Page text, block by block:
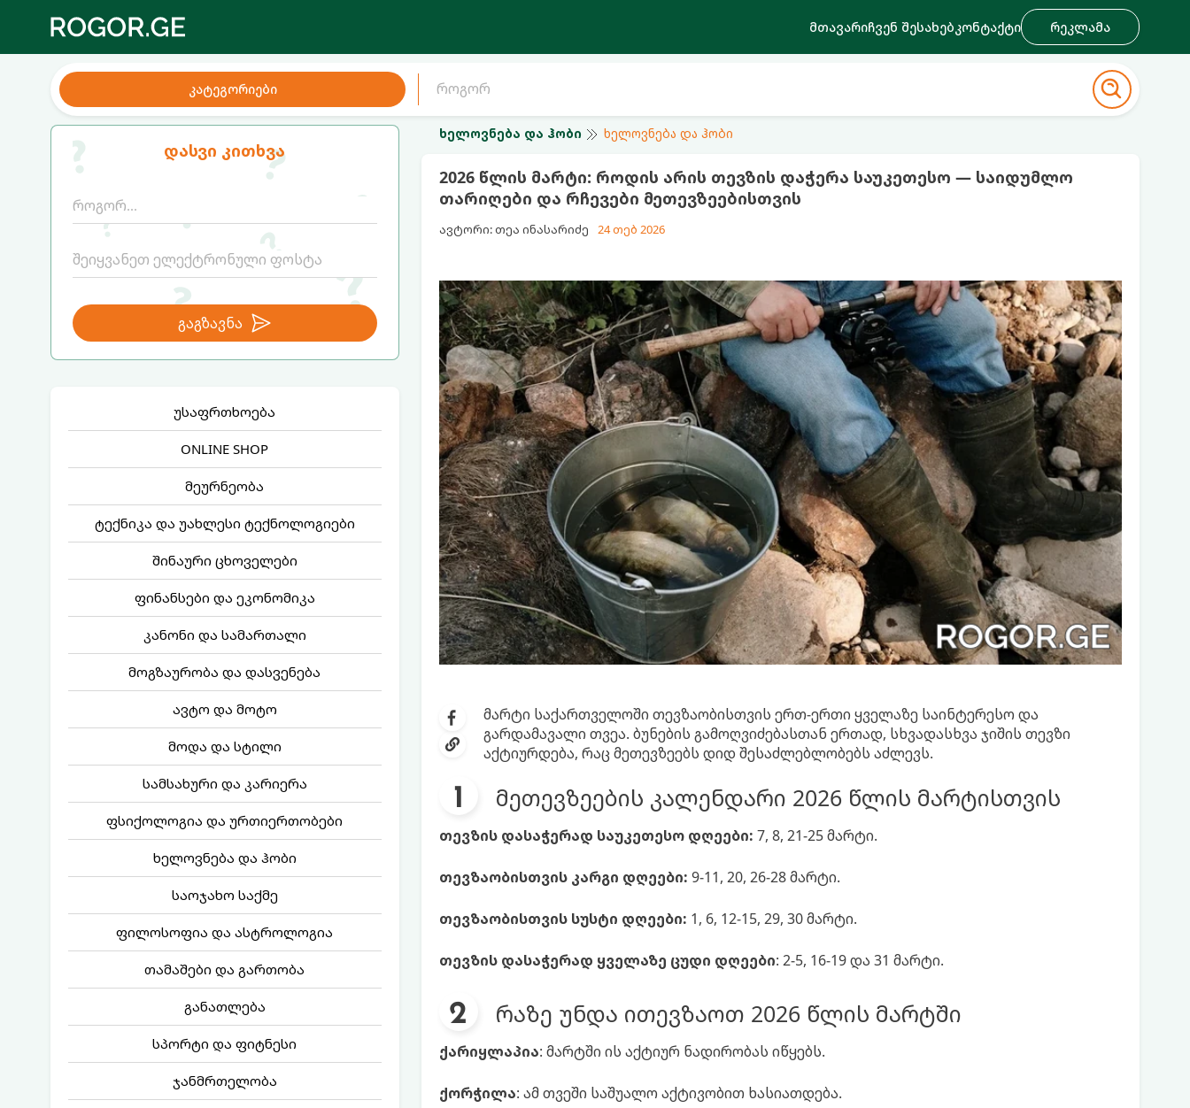
მთავარიჩვენ შესახებკონტაქტი რეკლამა
კატეგორიები
დასვი კითხვა
გაგზავნა
უსაფრთხოება
ONLINE SHOP
მეურნეობა
ტექნიკა და უახლესი ტექნოლოგიები
შინაური ცხოველები
ფინანსები და ეკონომიკა
კანონი და სამართალი
მოგზაურობა და დასვენება
ავტო და მოტო
მოდა და სტილი
სამსახური და კარიერა
ფსიქოლოგია და ურთიერთობები
ხელოვნება და ჰობი
საოჯახო საქმე
ფილოსოფია და ასტროლოგია
თამაშები და გართობა
განათლება
სპორტი და ფიტნესი
ჯანმრთელობა
ხელოვნება და ჰობი ხელოვნება და ჰობი
2026 წლის მარტი: როდის არის თევზის დაჭერა საუკეთესო — საიდუმლო
თარიღები და რჩევები მეთევზეებისთვის
ავტორი: თეა ინასარიძე 24 თებ 2026
მარტი საქართველოში თევზაობისთვის ერთ-ერთი ყველაზე საინტერესო და
გარდამავალი თვეა. ბუნების გამოღვიძებასთან ერთად, სხვადასხვა ჯიშის თევზი
აქტიურდება, რაც მეთევზეებს დიდ შესაძლებლობებს აძლევს.
მეთევზეების კალენდარი 2026 წლის მარტისთვის
თევზის დასაჭერად საუკეთესო დღეები: 7, 8, 21-25 მარტი.
თევზაობისთვის კარგი დღეები: 9-11, 20, 26-28 მარტი.
თევზაობისთვის სუსტი დღეები: 1, 6, 12-15, 29, 30 მარტი.
თევზის დასაჭერად ყველაზე ცუდი დღეები: 2-5, 16-19 და 31 მარტი.
რაზე უნდა ითევზაოთ 2026 წლის მარტში
ქარიყლაპია: მარტში ის აქტიურ ნადირობას იწყებს.
ქორჭილა: ამ თვეში საშუალო აქტივობით ხასიათდება.